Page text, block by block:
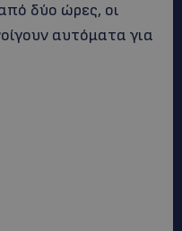
δύο ώρες, οι
αυτόματα για